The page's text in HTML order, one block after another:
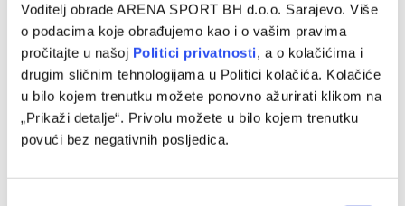
Voditelj obrade ARENA SPORT BH d.o.o. Sarajevo. Više
o podacima koje obrađujemo kao i o vašim pravima
pročitajte u našoj Politici privatnosti, a o kolačićima i
drugim sličnim tehnologijama u Politici kolačića. Kolačiće
u bilo kojem trenutku možete ponovno ažurirati klikom na
„Prikaži detalje“. Privolu možete u bilo kojem trenutku
povući bez negativnih posljedica.
Utakmica Koper – Željezničar igra se u četvrtak od
19:30 sati na stadionu Bonifika.